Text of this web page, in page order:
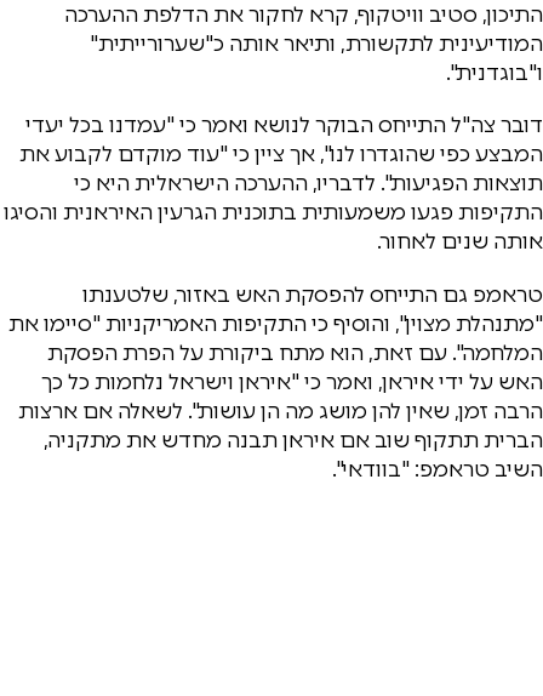
התיכון, סטיב וויטקוף, קרא לחקור את הדלפת ההערכה
המודיעינית לתקשורת, ותיאר אותה כ"שערורייתית"
ו"בוגדנית".
דובר צה"ל התייחס הבוקר לנושא ואמר כי "עמדנו בכל יעדי
המבצע כפי שהוגדרו לנו", אך ציין כי "עוד מוקדם לקבוע את
תוצאות הפגיעות". לדבריו, ההערכה הישראלית היא כי
התקיפות פגעו משמעותית בתוכנית הגרעין האיראנית והסיגו
אותה שנים לאחור.
טראמפ גם התייחס להפסקת האש באזור, שלטענתו
"מתנהלת מצוין", והוסיף כי התקיפות האמריקניות "סיימו את
המלחמה". עם זאת, הוא מתח ביקורת על הפרת הפסקת
האש על ידי איראן, ואמר כי "איראן וישראל נלחמות כל כך
הרבה זמן, שאין להן מושג מה הן עושות". לשאלה אם ארצות
הברית תתקוף שוב אם איראן תבנה מחדש את מתקניה,
השיב טראמפ: "בוודאי".